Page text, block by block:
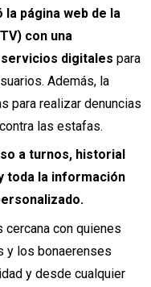
la página web de la
con una
digitales para
Además, la
para realizar denuncias
las estafas.
a turnos, historial
toda la información
cercana con quienes
y los bonaerenses
y desde cualquier